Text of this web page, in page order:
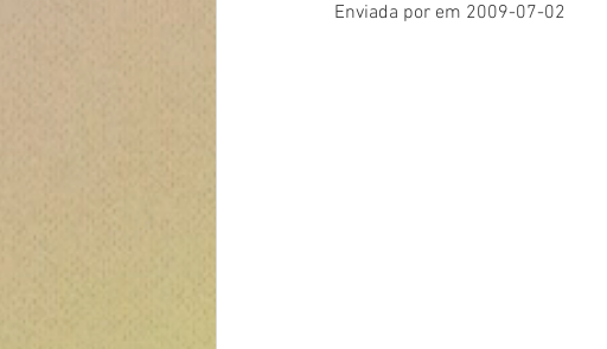
Enviada por em 2009-07-02